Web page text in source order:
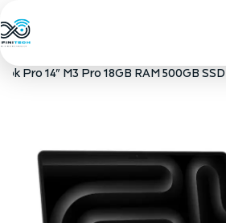
Pro 14" M3 Pro 18GB RAM 500GB